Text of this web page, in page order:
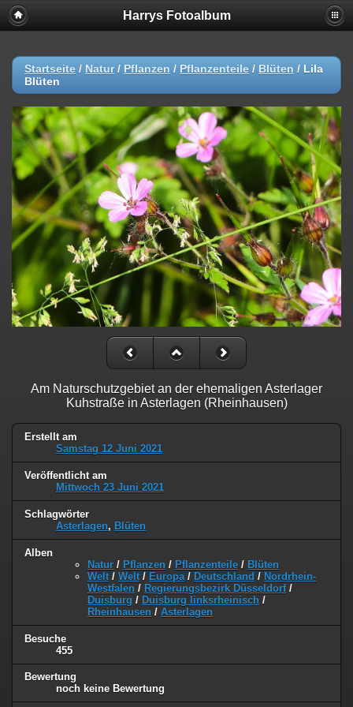
Harrys Fotoalbum
Startseite / Natur/ Pflanzen / Pflanzenteile / Blüten / Lila
Blüten
Am Naturschutzgebiet an der ehemaligen Asterlager
Kuhstraße in Asterlagen (Rheinhausen)
Erstellt am
Samstag 12 Juni 2021
Veröffentlicht am
Mittwoch 23 Juni 2021
Schlagwörter
Asterlagen, Blüten
Alben
Natur / Pflanzen / Pflanzenteile / Blüten
Welt / Welt / Europa / Deutschland / Nordrhein-
Westfalen / Regierungsbezirk Düsseldorf/
Duisburg / Duisburg linksrheinisch /
Rheinhausen / Asterlagen
Besuche
455
Bewertung
noch keine Bewertung